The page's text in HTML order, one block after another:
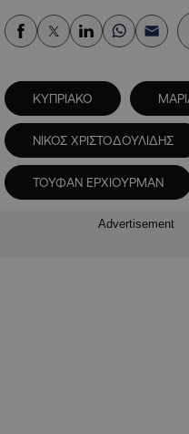
ΚΥΠΡΙΑΚΟ
ΝΙΚΟΣ ΧΡΙΣΤΟΔΟΥΛΙΔΗΣ
ΤΟΥΦΑΝ ΕΡΧΙΟΥΡΜΑΝ
Advertisement